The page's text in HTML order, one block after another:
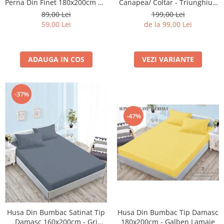
Perna Din Finet 180x200cm 5D
- Mingi De Fotbal In Galaxie
89,00 Lei
59,00 Lei
ADAUGA IN COS
Canapea/ Coltar - Triunghiuri
Colorate
199,00 Lei
de la 99,00 Lei
VEZI VARIANTE
-37%
Husa Din Bumbac Satinat Tip
Damasc 160x200cm - Gri
-47%
Husa Din Bumbac Tip Damasc
180x200cm - Galben Lamaie